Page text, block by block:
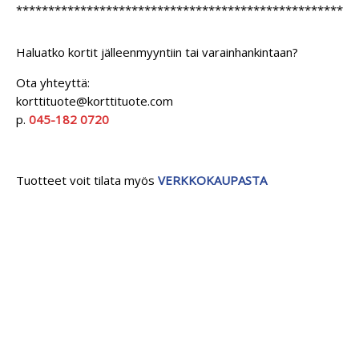
Haluatko kortit jälleenmyyntiin tai varainhankintaan?
Ota yhteyttä:
korttituote@korttituote.com
p. 045-182 0720
Tuotteet voit tilata myös VERKKOKAUPASTA